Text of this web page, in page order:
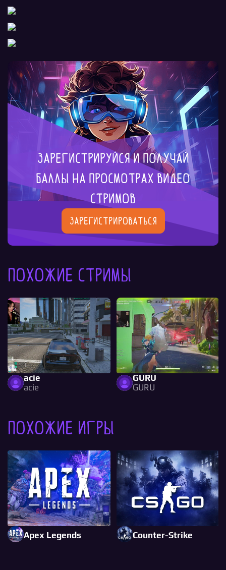
Зарегистрируйся и получай
баллы на просмотрах видео
стримов
Зарегистрироваться
Похожие стримы
acie
acie
GURU
GURU
Похожие игры
Apex Legends Counter-Strike